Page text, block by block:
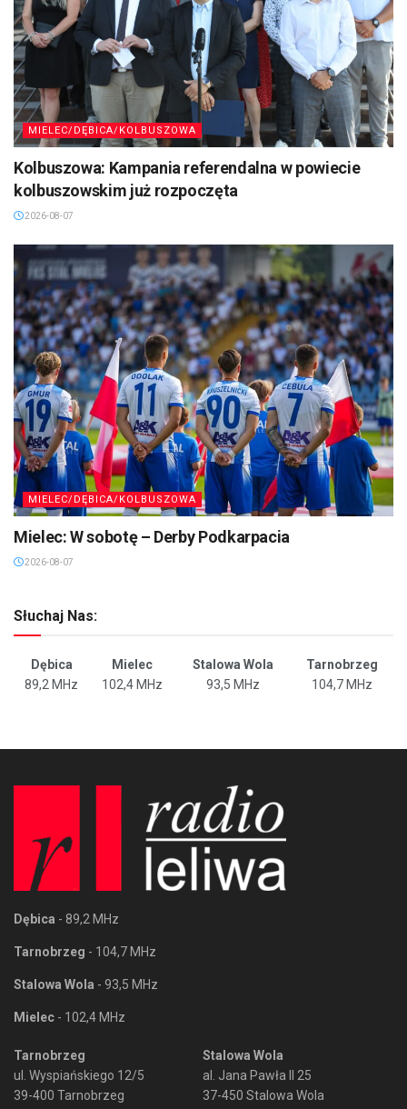
MIELEC/DĘBICA/KOLBUSZOWA
Kolbuszowa: Kampania referendalna w powiecie
kolbuszowskim już rozpoczęta
2026-08-07
MIELEC/DĘBICA/KOLBUSZOWA
Mielec: W sobotę – Derby Podkarpacia
2026-08-07
Słuchaj Nas:
Dębica Mielec Stalowa Wola
Tarnobrzeg
89,2 MHz
102,4 MHz 93,5 MHz 104,7 MHz
Dębica - 89,2 MHz
Tarnobrzeg - 104,7 MHz
Stalowa Wola - 93,5 MHz
Mielec - 102,4 MHz
Tarnobrzeg
ul. Wyspiańskiego 12/5
39-400 Tarnobrzeg
Stalowa Wola
al. Jana Pawła II 25
37-450 Stalowa Wola